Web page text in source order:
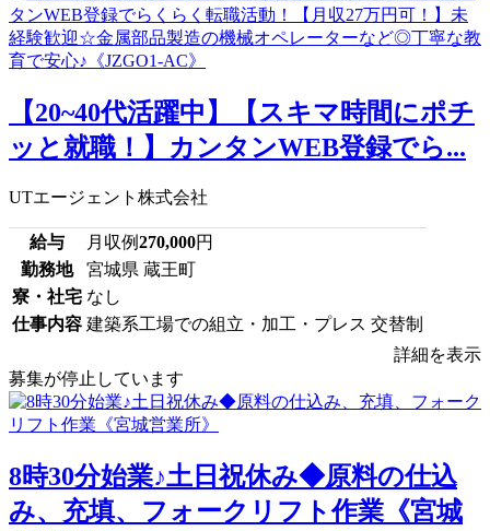
【20~40代活躍中】【スキマ時間にポチ
ッと就職！】カンタンWEB登録でら...
UTエージェント株式会社
給与 月収例270,000円
勤務地
宮城県 蔵王町
寮・社宅 なし
仕事内容 建築系工場での組立・加工・プレス 交替制
詳細を表示
募集が停止しています
8時30分始業♪土日祝休み◆原料の仕込
み、充填、フォークリフト作業《宮城